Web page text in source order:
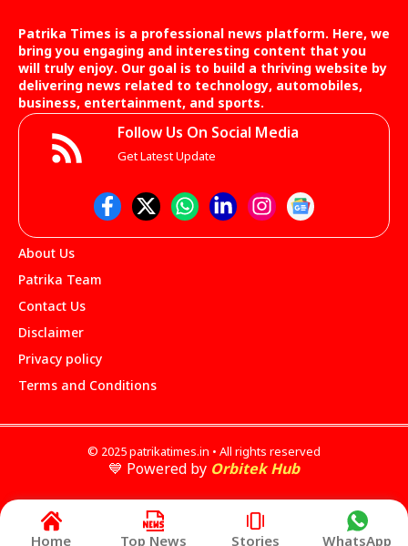
Patrika Times is a professional news platform. Here, we
bring you engaging and interesting content that you
will truly enjoy. Our goal is to build a thriving website by
delivering news related to technology, automobiles,
business, entertainment, and sports.
Follow Us On Social Media
Get Latest Update
About Us
Patrika Team
Contact Us
Disclaimer
Privacy policy
Terms and Conditions
© 2025 patrikatimes.in • All rights reserved
💙 Powered by Orbitek Hub